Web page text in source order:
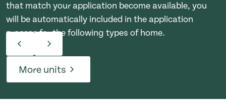
that match your application become available, you
will be automatically included in the application
process for the following types of home.
More units